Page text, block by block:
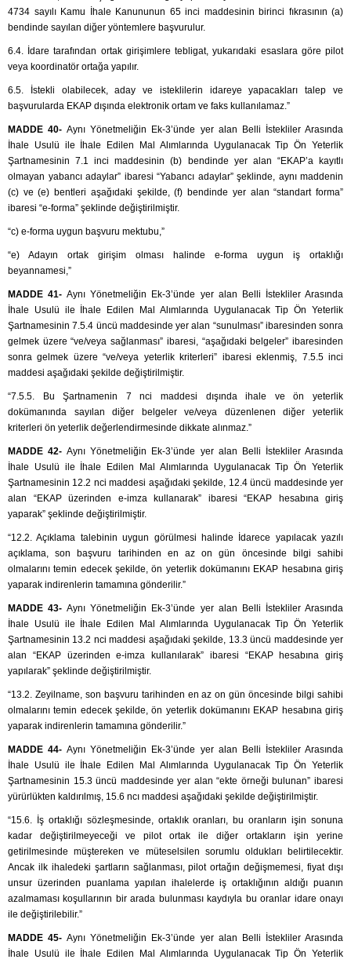
4734 sayılı Kamu İhale Kanununun 65 inci maddesinin birinci fıkrasının (a)
bendinde sayılan diğer yöntemlere başvurulur.
6.4. İdare tarafından ortak girişimlere tebligat, yukarıdaki esaslara göre pilot
veya koordinatör ortağa yapılır.
6.5. İstekli olabilecek, aday ve isteklilerin idareye yapacakları talep ve
başvurularda EKAP dışında elektronik ortam ve faks kullanılamaz.”
MADDE 40-Aynı Yönetmeliğin Ek-3’ünde yer alan Belli İstekliler Arasında
İhale Usulü ile İhale Edilen Mal Alımlarında Uygulanacak Tip Ön Yeterlik
Şartnamesinin 7.1 inci maddesinin (b) bendinde yer alan “EKAP’a kayıtlı
olmayan yabancı adaylar” ibaresi “Yabancı adaylar” şeklinde, aynı maddenin
(c) ve (e) bentleri aşağıdaki şekilde, (f) bendinde yer alan “standart forma”
ibaresi “e-forma” şeklinde değiştirilmiştir.
“c) e-forma uygun başvuru mektubu,”
“e) Adayın ortak girişim olması halinde e-forma uygun iş ortaklığı
beyannamesi,”
MADDE 41-Aynı Yönetmeliğin Ek-3’ünde yer alan Belli İstekliler Arasında
İhale Usulü ile İhale Edilen Mal Alımlarında Uygulanacak Tip Ön Yeterlik
Şartnamesinin 7.5.4 üncü maddesinde yer alan “sunulması” ibaresinden sonra
gelmek üzere “ve/veya sağlanması” ibaresi, “aşağıdaki belgeler” ibaresinden
sonra gelmek üzere “ve/veya yeterlik kriterleri” ibaresi eklenmiş, 7.5.5 inci
maddesi aşağıdaki şekilde değiştirilmiştir.
“7.5.5. Bu Şartnamenin 7 nci maddesi dışında ihale ve ön yeterlik
dokümanında sayılan diğer belgeler ve/veya düzenlenen diğer yeterlik
kriterleri ön yeterlik değerlendirmesinde dikkate alınmaz.”
MADDE 42-Aynı Yönetmeliğin Ek-3’ünde yer alan Belli İstekliler Arasında
İhale Usulü ile İhale Edilen Mal Alımlarında Uygulanacak Tip Ön Yeterlik
Şartnamesinin 12.2 nci maddesi aşağıdaki şekilde, 12.4 üncü maddesinde yer
alan “EKAP üzerinden e-imza kullanarak” ibaresi “EKAP hesabına giriş
yaparak” şeklinde değiştirilmiştir.
“12.2. Açıklama talebinin uygun görülmesi halinde İdarece yapılacak yazılı
açıklama, son başvuru tarihinden en az on gün öncesinde bilgi sahibi
olmalarını temin edecek şekilde, ön yeterlik dokümanını EKAP hesabına giriş
yaparak indirenlerin tamamına gönderilir.”
MADDE 43-Aynı Yönetmeliğin Ek-3’ünde yer alan Belli İstekliler Arasında
İhale Usulü ile İhale Edilen Mal Alımlarında Uygulanacak Tip Ön Yeterlik
Şartnamesinin 13.2 nci maddesi aşağıdaki şekilde, 13.3 üncü maddesinde yer
alan “EKAP üzerinden e-imza kullanılarak” ibaresi “EKAP hesabına giriş
yapılarak” şeklinde değiştirilmiştir.
“13.2. Zeyilname, son başvuru tarihinden en az on gün öncesinde bilgi sahibi
olmalarını temin edecek şekilde, ön yeterlik dokümanını EKAP hesabına giriş
yaparak indirenlerin tamamına gönderilir.”
MADDE 44-Aynı Yönetmeliğin Ek-3’ünde yer alan Belli İstekliler Arasında
İhale Usulü ile İhale Edilen Mal Alımlarında Uygulanacak Tip Ön Yeterlik
Şartnamesinin 15.3 üncü maddesinde yer alan “ekte örneği bulunan” ibaresi
yürürlükten kaldırılmış, 15.6 ncı maddesi aşağıdaki şekilde değiştirilmiştir.
“15.6. İş ortaklığı sözleşmesinde, ortaklık oranları, bu oranların işin sonuna
kadar değiştirilmeyeceği ve pilot ortak ile diğer ortakların işin yerine
getirilmesinde müştereken ve müteselsilen sorumlu oldukları belirtilecektir.
Ancak ilk ihaledeki şartların sağlanması, pilot ortağın değişmemesi, fiyat dışı
unsur üzerinden puanlama yapılan ihalelerde iş ortaklığının aldığı puanın
azalmaması koşullarının bir arada bulunması kaydıyla bu oranlar idare onayı
ile değiştirilebilir.”
MADDE 45-Aynı Yönetmeliğin Ek-3’ünde yer alan Belli İstekliler Arasında
İhale Usulü ile İhale Edilen Mal Alımlarında Uygulanacak Tip Ön Yeterlik